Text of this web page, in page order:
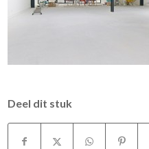
Deel dit stuk